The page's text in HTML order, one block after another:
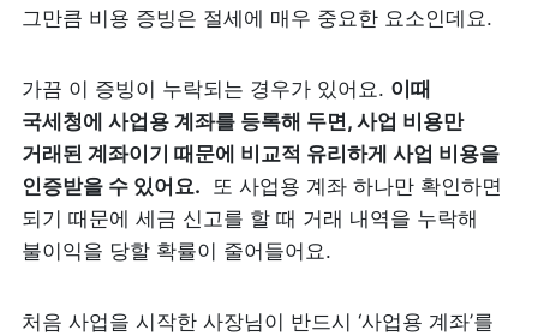
그만큼 비용 증빙은 절세에 매우 중요한 요소인데요.
가끔 이 증빙이 누락되는 경우가 있어요. 이때
국세청에 사업용 계좌를 등록해 두면, 사업 비용만
거래된 계좌이기 때문에 비교적 유리하게 사업 비용을
인증받을 수 있어요. 또 사업용 계좌 하나만 확인하면
되기 때문에 세금 신고를 할 때 거래 내역을 누락해
불이익을 당할 확률이 줄어들어요.
처음 사업을 시작한 사장님이 반드시 ‘사업용 계좌’를